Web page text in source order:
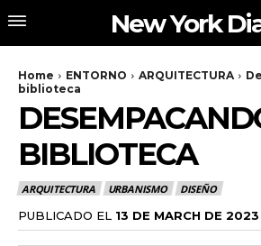
New York
Home ENTORNO ARQUITECTURA
biblioteca
BIBLIOTECA
ARQUITECTURA URBANISMO DISEÑO
PUBLICADO EL 13 DE MARCH DE 2023